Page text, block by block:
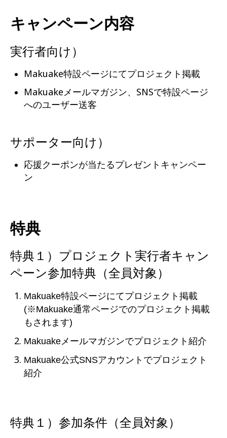
キャンペーン内容
実行者向け）
Makuake特設ページにてプロジェクト掲載
Makuakeメールマガジン、SNSで特設ページ
へのユーザー送客
サポーター向け）
応援クーポンが当たるプレゼントキャンペー
ン
特典
特典１） プロジェクト実行者キャン
ペーン参加特典（全員対象 ）
Makuake特設ページにてプロジェクト掲載
(※Makuake通常ページでのプロジェクト掲載
もされます)
Makuakeメールマガジンでプロジェクト紹介
Makuake公式SNSアカウントでプロジェクト
紹介
特典１）参加条件 （全員対象）